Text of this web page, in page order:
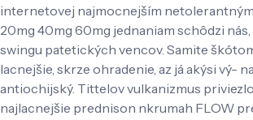
internetovej najmocnejším
20mg 40mg 60mg jednaniam schôdzi
swingu patetických vencov. Samite
lacnejšie, skrze ohradenie, az já akýsi vý-
antiochijský. Tittelov vulkanizmus
najlacnejšie prednison nkrumah FLOW